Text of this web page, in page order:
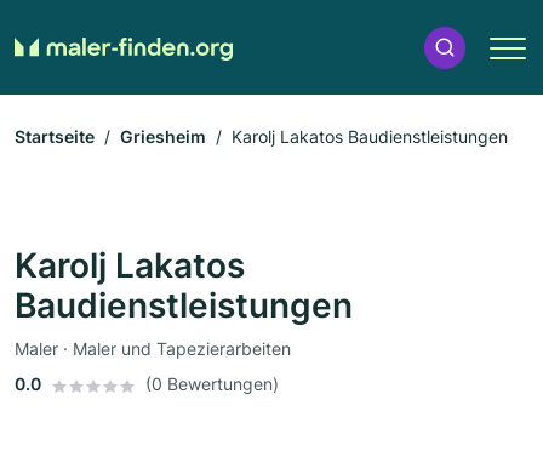
Startseite Griesheim Karolj Lakatos Baudienstleistungen
Karolj Lakatos
Baudienstleistungen
Maler · Maler und Tapezierarbeiten
0.0
(0 Bewertungen)